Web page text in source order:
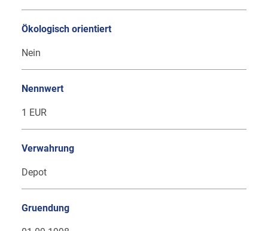
Ökologisch orientiert
Nein
Nennwert
1 EUR
Verwahrung
Depot
Gruendung